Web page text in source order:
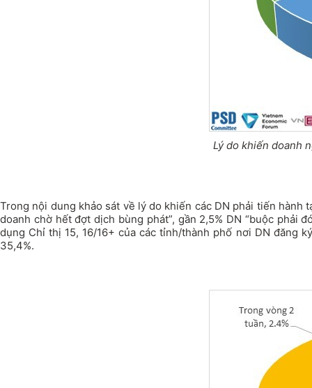
Lý do khiến doanh
Trong nội dung khảo sát về lý do khiến các DN phải tiến hành
doanh chờ hết đợt dịch bùng phát”, gần 2,5% DN “buộc phải
dụng Chỉ thị 15, 16/16+ của các tỉnh/thành phố nơi DN đăng
35,4%.